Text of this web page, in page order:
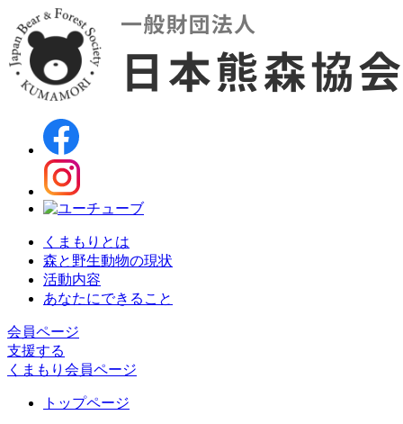
くまもりとは
森と野生動物の現状
活動内容
あなたにできること
会員ページ
支援する
くまもり会員ページ
トップページ